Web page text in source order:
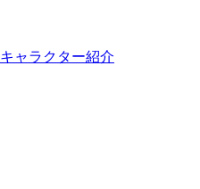
キャラクター紹介